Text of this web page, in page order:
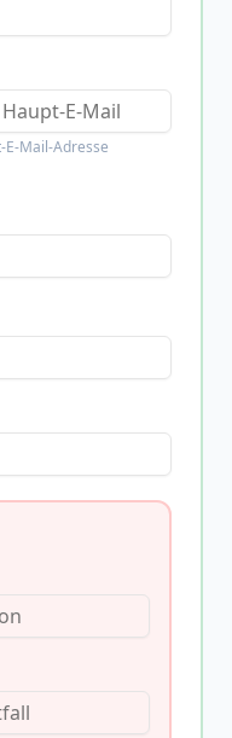
E-Mail-Adresse